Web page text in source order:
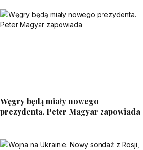
Węgry będą miały nowego
prezydenta. Peter Magyar zapowiada